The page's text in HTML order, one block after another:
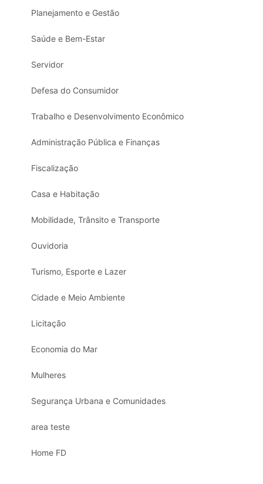
Planejamento e Gestão
Saúde e Bem-Estar
Servidor
Defesa do Consumidor
Trabalho e Desenvolvimento Econômico
Administração Pública e Finanças
Fiscalização
Casa e Habitação
Mobilidade, Trânsito e Transporte
Ouvidoria
Turismo, Esporte e Lazer
Cidade e Meio Ambiente
Licitação
Economia do Mar
Mulheres
Segurança Urbana e Comunidades
area teste
Home FD